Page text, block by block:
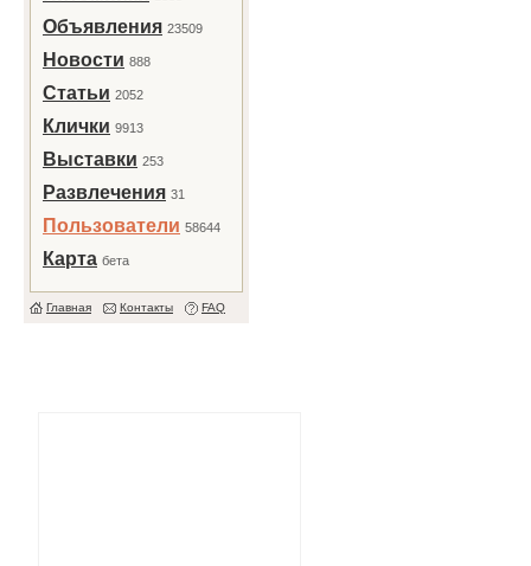
Объявления 23509
Новости 888
Статьи 2052
Клички 9913
Выставки 253
Развлечения 31
Пользователи 58644
Карта бета
Главная Контакты FAQ